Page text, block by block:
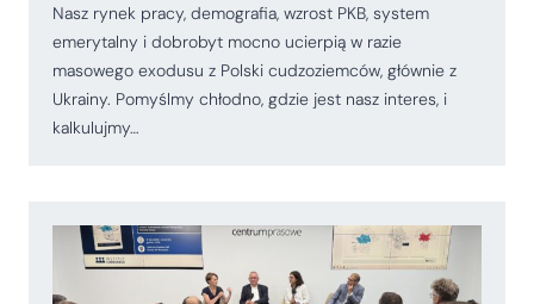
Nasz rynek pracy, demografia, wzrost PKB, system
emerytalny i dobrobyt mocno ucierpią w razie
masowego exodusu z Polski cudzoziemców, głównie z
Ukrainy. Pomyślmy chłodno, gdzie jest nasz interes, i
kalkulujmy…